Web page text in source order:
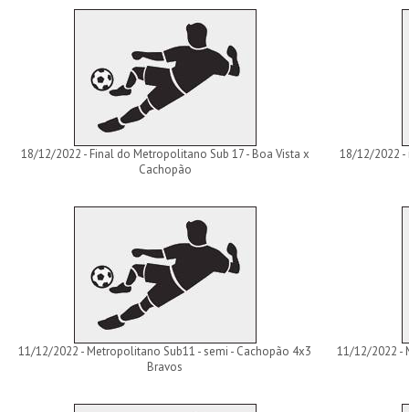
18/12/2022 - Final do Metropolitano Sub 17 - Boa Vista x
Cachopão
18/12/2022 -
11/12/2022 - Metropolitano Sub11 - semi - Cachopão 4x3
Bravos
11/12/2022 -